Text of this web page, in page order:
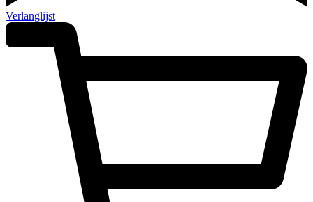
Verlanglijst